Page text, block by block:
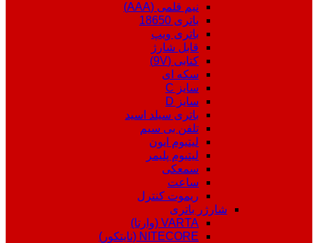
نیم قلمی (AAA)
باتری 18650
باتری ویپ
قابل شارژ
کتابی (9V)
سکه ای
سایز C
سایز D
باتری سیلد اسید
تلفن بی سیم
لیتیوم ایون
لیتیوم پلیمر
سمعکی
ساعت
ریموت کنترل
شارژر باتری
VARTA (وارتا)
NITECORE (نایتکور)